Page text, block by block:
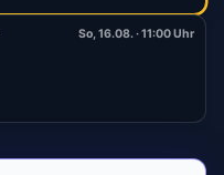
So, 16.08. · 11:00 Uhr